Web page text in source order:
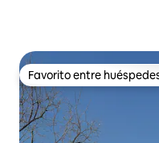
Favorito entre
Favorito entre